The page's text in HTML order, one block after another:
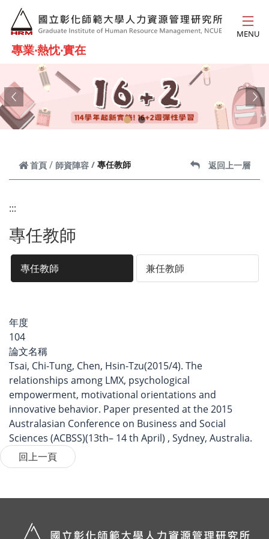
跳到主要內容
專業‧熱忱‧實在
MENU
Previous
首頁 師資陣容 專任教師 返回上一層
:::
專任教師
專任教師 兼任教師
年度
104
論文名稱
Tsai, Chi-Tung, Chen, Hsin-Tzu(2015/4). The
relationships among LMX, psychological
empowerment, motivational orientations and
innovative behavior. Paper presented at the 2015
Australasian Conference on Business and Social
Sciences (ACBSS)(13th– 14 th April) , Sydney, Australia.